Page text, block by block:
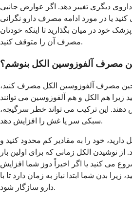
داروی دیگری تغییر دهد. اگر عوارض جانبی
کنید یا در مورد ادامه مصرف دارو نگرانی
پزشک خود در میان بگذارید تا اینکه خودتان
مصرف آن را متوقف کنید.
مصرف آلفوزوسین الکل بنوشم؟
حین مصرف آلفوزوسین الکل مصرف کنید،
زیرا هم الکل و هم آلفوزوسین می توانند
این ترکیب می تواند خطر سرگیجه،
سبکی سر یا غش را افزایش دهد.
دارید، خود را به مقادیر کم محدود کنید و
نوشیدن الکل زمانی که برای اولین بار
می کنید یا اگر اخیراً دوز شما افزایش
زیرا بدن شما ابتدا نیاز به زمان دارد تا با
دارو سازگار شود.